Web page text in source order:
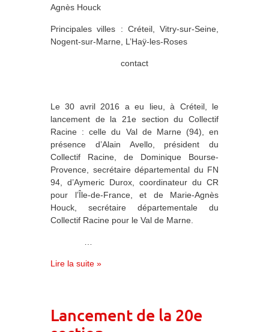
Agnès Houck
Principales villes : Créteil, Vitry-sur-Seine,
Nogent-sur-Marne, L’Haÿ-les-Roses
contact
Le 30 avril 2016 a eu lieu, à Créteil, le
lancement de la 21e section du Collectif
Racine : celle du Val de Marne (94), en
présence d’Alain Avello, président du
Collectif Racine, de Dominique Bourse-
Provence, secrétaire départemental du FN
94, d’Aymeric Durox, coordinateur du CR
pour l’Île-de-France, et de Marie-Agnès
Houck, secrétaire départementale du
Collectif Racine pour le Val de Marne.
Lire la suite »
Lancement de la 20e